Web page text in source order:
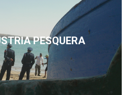
PESQUERA